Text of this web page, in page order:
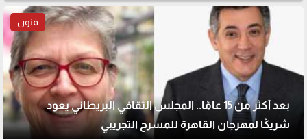
فنون
بعد أكثر من 15 عامًا.. المجلس الثقافي البريطاني يعود
شريكًا لمهرجان القاهرة للمسرح التجريبي